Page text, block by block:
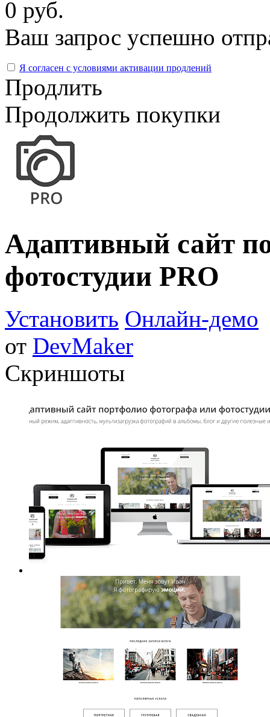
0 руб.
Ваш запрос успешно
Я согласен с условиями активации продлений
Продлить
Продолжить покупки
Адаптивный сайт
фотостудии PRO
Установить Онлайн-демо
от DevMaker
Скриншоты